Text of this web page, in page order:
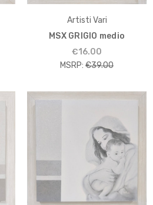
Artisti Vari
MSX GRIGIO medio
€16.00
MSRP: €39.00